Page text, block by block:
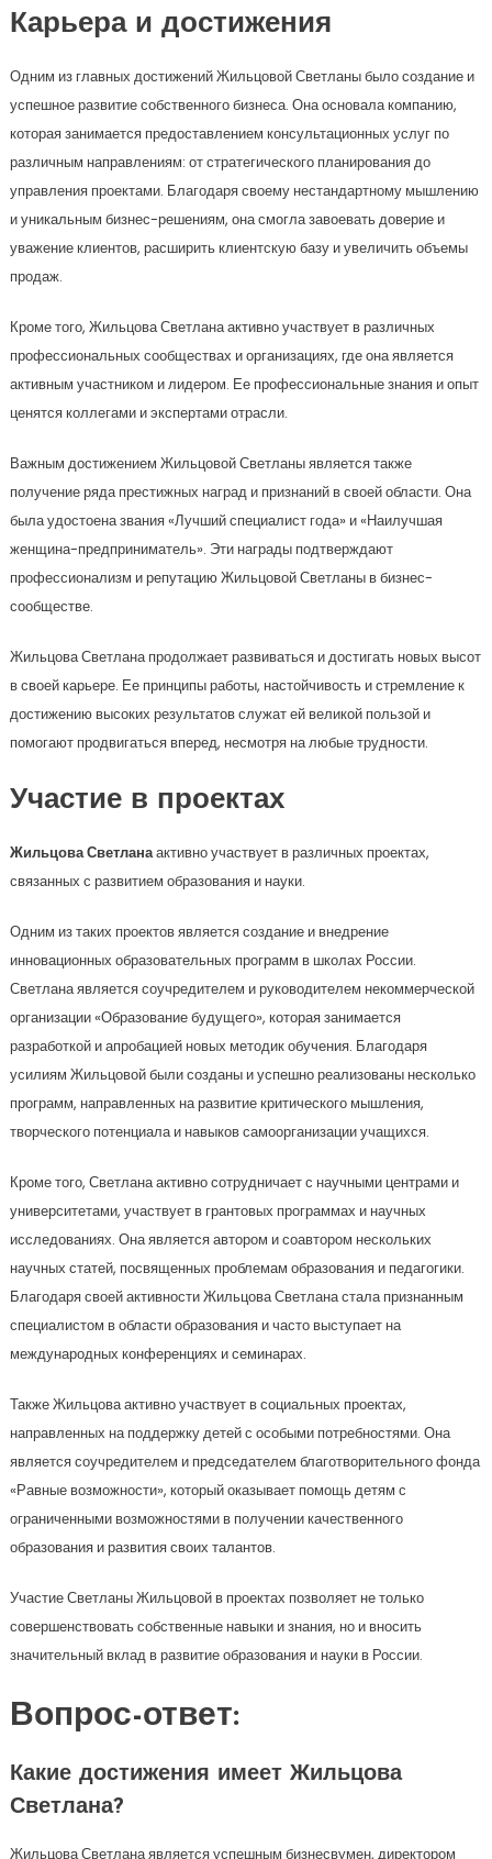
Карьера и достижения
Одним из главных достижений Жильцовой Светланы было создание и
успешное развитие собственного бизнеса. Она основала компанию,
которая занимается предоставлением консультационных услуг по
различным направлениям: от стратегического планирования до
управления проектами. Благодаря своему нестандартному мышлению
и уникальным бизнес-решениям, она смогла завоевать доверие и
уважение клиентов, расширить клиентскую базу и увеличить объемы
продаж.
Кроме того, Жильцова Светлана активно участвует в различных
профессиональных сообществах и организациях, где она является
активным участником и лидером. Ее профессиональные знания и опыт
ценятся коллегами и экспертами отрасли.
Важным достижением Жильцовой Светланы является также
получение ряда престижных наград и признаний в своей области. Она
была удостоена звания «Лучший специалист года» и «Наилучшая
женщина-предприниматель». Эти награды подтверждают
профессионализм и репутацию Жильцовой Светланы в бизнес-
сообществе.
Жильцова Светлана продолжает развиваться и достигать новых высот
в своей карьере. Ее принципы работы, настойчивость и стремление к
достижению высоких результатов служат ей великой пользой и
помогают продвигаться вперед, несмотря на любые трудности.
Участие в проектах
Жильцова Светланаактивно участвует в различных проектах,
связанных с развитием образования и науки.
Одним из таких проектов является создание и внедрение
инновационных образовательных программ в школах России.
Светлана является соучредителем и руководителем некоммерческой
организации «Образование будущего», которая занимается
разработкой и апробацией новых методик обучения. Благодаря
усилиям Жильцовой были созданы и успешно реализованы несколько
программ, направленных на развитие критического мышления,
творческого потенциала и навыков самоорганизации учащихся.
Кроме того, Светлана активно сотрудничает с научными центрами и
университетами, участвует в грантовых программах и научных
исследованиях. Она является автором и соавтором нескольких
научных статей, посвященных проблемам образования и педагогики.
Благодаря своей активности Жильцова Светлана стала признанным
специалистом в области образования и часто выступает на
международных конференциях и семинарах.
Также Жильцова активно участвует в социальных проектах,
направленных на поддержку детей с особыми потребностями. Она
является соучредителем и председателем благотворительного фонда
«Равные возможности», который оказывает помощь детям с
ограниченными возможностями в получении качественного
образования и развития своих талантов.
Участие Светланы Жильцовой в проектах позволяет не только
совершенствовать собственные навыки и знания, но и вносить
значительный вклад в развитие образования и науки в России.
Вопрос-ответ:
Какие достижения имеет Жильцова
Светлана?
Жильцова Светлана является успешным бизнесвумен, директором